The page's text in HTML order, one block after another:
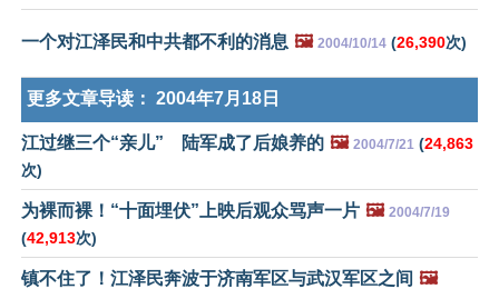
一个对江泽民和中共都不利的消息 🖼️ 2004/10/14 (26,390次)
更多文章导读： 2004年7月18日
江过继三个“亲儿” 陆军成了后娘养的 🖼️ 2004/7/21 (24,863
次)
为裸而裸！“十面埋伏”上映后观众骂声一片 🖼️ 2004/7/19
(42,913次)
镇不住了！江泽民奔波于济南军区与武汉军区之间 🖼️